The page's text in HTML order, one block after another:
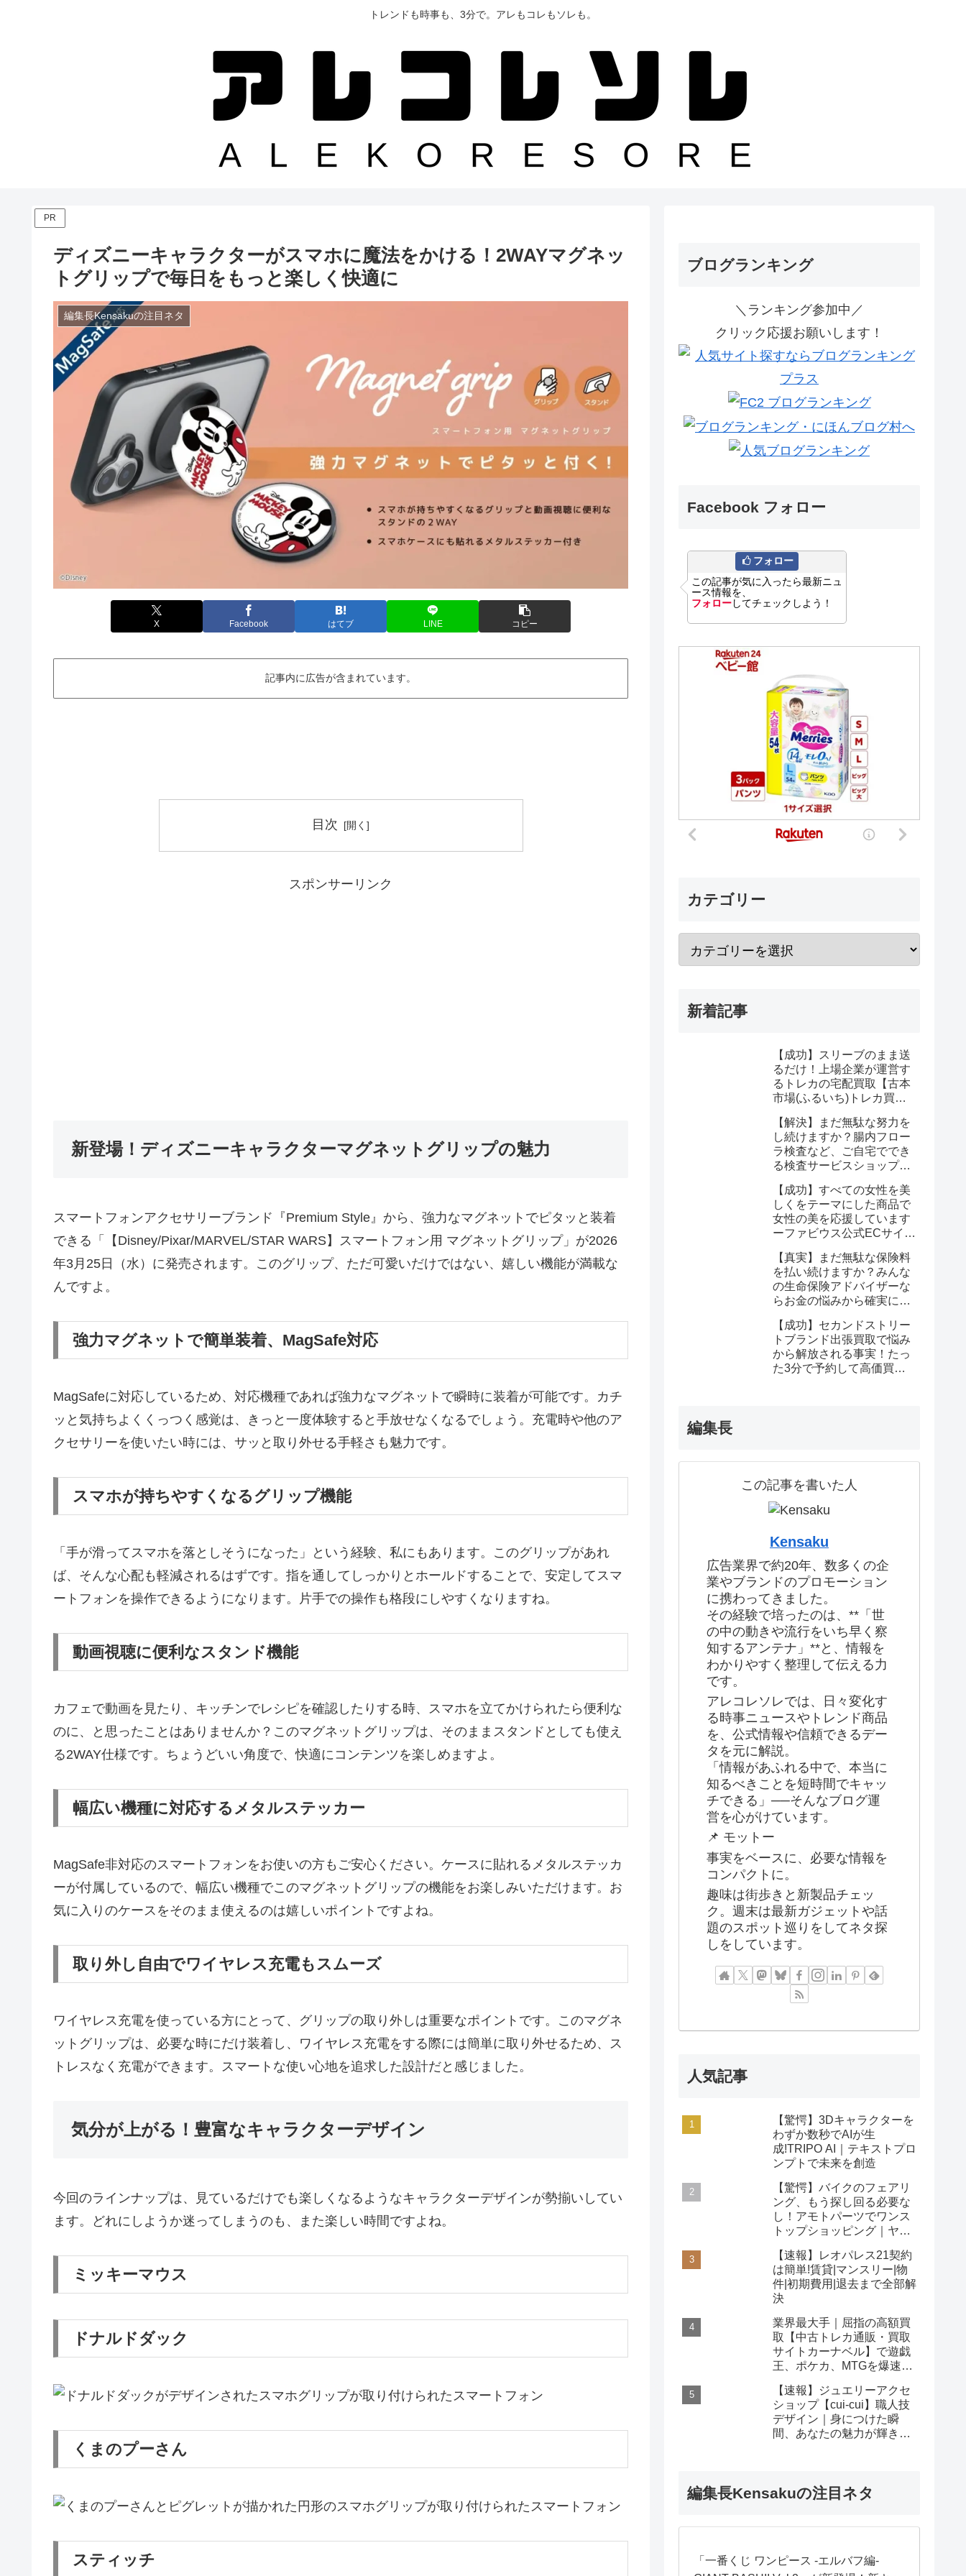
トレンドも時事も、3分で。アレもコレもソレも。
PR
ディズニーキャラクターがスマホに魔法をかける！2WAYマグネッ
トグリップで毎日をもっと楽しく快適に
編集長Kensakuの注目ネタ
X Facebook はてブ LINE コピー
記事内に広告が含まれています。
目次
スポンサーリンク
新登場！ディズニーキャラクターマグネットグリップの魅力
スマートフォンアクセサリーブランド『Premium Style』から、強力なマグネットでピタッと装着
できる「【Disney/Pixar/MARVEL/STAR WARS】スマートフォン用 マグネットグリップ」が2026
年3月25日（水）に発売されます。このグリップ、ただ可愛いだけではない、嬉しい機能が満載な
んですよ。
強力マグネットで簡単装着、MagSafe対応
MagSafeに対応しているため、対応機種であれば強力なマグネットで瞬時に装着が可能です。カチ
ッと気持ちよくくっつく感覚は、きっと一度体験すると手放せなくなるでしょう。充電時や他のア
クセサリーを使いたい時には、サッと取り外せる手軽さも魅力です。
スマホが持ちやすくなるグリップ機能
「手が滑ってスマホを落としそうになった」という経験、私にもあります。このグリップがあれ
ば、そんな心配も軽減されるはずです。指を通してしっかりとホールドすることで、安定してスマ
ートフォンを操作できるようになります。片手での操作も格段にしやすくなりますね。
動画視聴に便利なスタンド機能
カフェで動画を見たり、キッチンでレシピを確認したりする時、スマホを立てかけられたら便利な
のに、と思ったことはありませんか？このマグネットグリップは、そのままスタンドとしても使え
る2WAY仕様です。ちょうどいい角度で、快適にコンテンツを楽しめますよ。
幅広い機種に対応するメタルステッカー
MagSafe非対応のスマートフォンをお使いの方もご安心ください。ケースに貼れるメタルステッカ
ーが付属しているので、幅広い機種でこのマグネットグリップの機能をお楽しみいただけます。お
気に入りのケースをそのまま使えるのは嬉しいポイントですよね。
取り外し自由でワイヤレス充電もスムーズ
ワイヤレス充電を使っている方にとって、グリップの取り外しは重要なポイントです。このマグネ
ットグリップは、必要な時にだけ装着し、ワイヤレス充電をする際には簡単に取り外せるため、ス
トレスなく充電ができます。スマートな使い心地を追求した設計だと感じました。
気分が上がる！豊富なキャラクターデザイン
今回のラインナップは、見ているだけでも楽しくなるようなキャラクターデザインが勢揃いしてい
ます。どれにしようか迷ってしまうのも、また楽しい時間ですよね。
ミッキーマウス
ドナルドダック
くまのプーさん
スティッチ
ブログランキング
＼ランキング参加中／
クリック応援お願いします！
Facebook フォロー
フォロー
この記事が気に入ったら最新ニュ
ース情報を、
フォローしてチェックしよう！
カテゴリー
新着記事
【成功】スリーブのまま送
るだけ！上場企業が運営す
るトレカの宅配買取【古本
市場(ふるいち)トレカ買
みが解決する
【解決】まだ無駄な努力を
し続けますか？腸内フロー
ラ検査など、ご自宅ででき
る検査サービスショップ
ならたった1回で驚くほど
簡単に悩みが解消する事実
【成功】すべての女性を美
しくをテーマにした商品で
女性の美を応援しています
ーファビウス公式ECサイト
クション金賞の秘密を公開
【真実】まだ無駄な保険料
を払い続けますか？みんな
の生命保険アドバイザーな
らお金の悩みから確実に解
【成功】セカンドストリー
トブランド出張買取で悩み
から解放される事実！たっ
た3分で予約して高価買取
編集長
この記事を書いた人
Kensaku
広告業界で約20年、数多くの企
業やブランドのプロモーション
に携わってきました。
その経験で培ったのは、**「世
の中の動きや流行をいち早く察
知するアンテナ」**と、情報を
わかりやすく整理して伝える力
です。
アレコレソレでは、日々変化す
る時事ニュースやトレンド商品
を、公式情報や信頼できるデー
タを元に解説。
「情報があふれる中で、本当に
知るべきことを短時間でキャッ
チできる」──そんなブログ運
営を心がけています。
📌 モットー
事実をベースに、必要な情報を
コンパクトに。
趣味は街歩きと新製品チェッ
ク。週末は最新ガジェットや話
題のスポット巡りをしてネタ探
しをしています。
人気記事
【驚愕】3Dキャラクターを
わずか数秒でAIが生
成!TRIPO AI｜テキストプロ
ンプトで未来を創造
【驚愕】バイクのフェアリ
ング、もう探し回る必要な
し！アモトパーツでワンス
トップショッピング｜ヤマ
【速報】レオパレス21契約
は簡単!賃貸|マンスリー|物
件|初期費用|退去まで全部解
決
業界最大手｜屈指の高額買
取【中古トレカ通販・買取
サイトカーナベル】で遊戯
王、ポケカ、MTGを爆速査
【速報】ジュエリーアクセ
ショップ【cui-cui】職人技
デザイン｜身につけた瞬
間、あなたの魅力が輝き出
編集長Kensakuの注目ネタ
「一番くじ ワンピース -エルバフ編-